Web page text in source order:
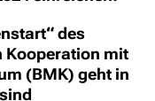
des
Kooperation mit
(BMK) geht in